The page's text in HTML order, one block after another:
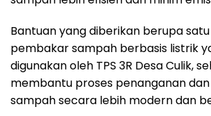
Bantuan yang diberikan berupa
pembakar sampah berbasis listrik
digunakan oleh TPS 3R Desa Culik,
membantu proses penanganan
sampah secara lebih modern dan